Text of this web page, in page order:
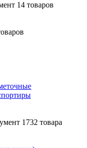
14 товаров
1732 товара